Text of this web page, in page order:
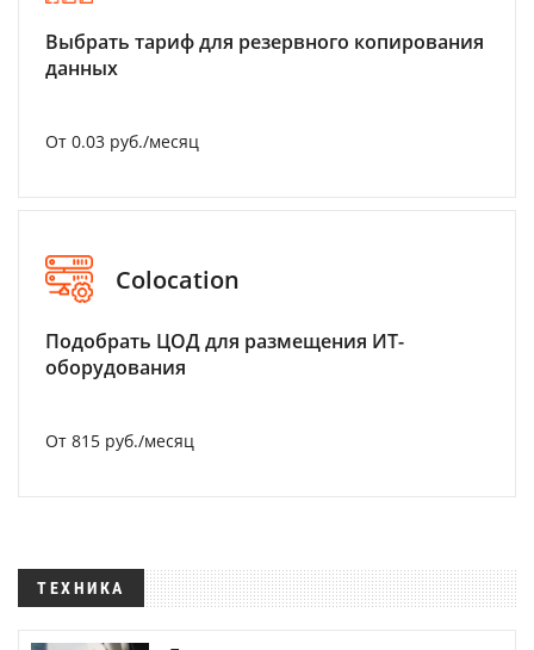
Выбрать тариф для резервного копирования
данных
От 0.03 руб./месяц
Colocation
Подобрать ЦОД для размещения ИТ-
оборудования
От 815 руб./месяц
ТЕХНИКА